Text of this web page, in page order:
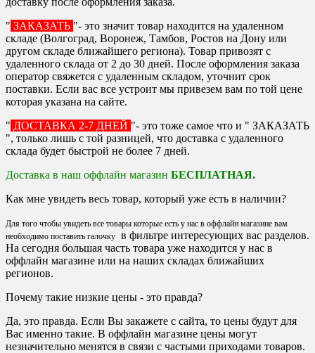
" ЗАКАЗАТЬ "- это значит товар находится на удаленном
складе (Волгоград, Воронеж, Тамбов, Ростов на Дону или
другом складе ближайшего региона). Товар привозят с
удаленного склада от 2 до 30 дней. После оформления заказа
оператор свяжется с удаленным складом, уточнит срок
поставки. Если вас все устроит мы привезем вам по той цене
которая указана на сайте.
" ДОСТАВКА 2-7 ДНЕЙ "- это тоже самое что и " ЗАКАЗАТЬ
", только лишь с той разницей, что доставка с удаленного
склада будет быстрой не более 7 дней.
Доставка в наш оффлайн магазин БЕСПЛАТНАЯ.
Как мне увидеть весь товар, который уже есть в наличии?
Для того чтобы увидеть все товары которые есть у нас в оффлайн магазине вам
необходимо поставить галочку в фильтре интересующих вас разделов.
На сегодня большая часть товара уже находится у нас в
оффлайн магазине или на наших складах ближайших
регионов.
Почему такие низкие цены - это правда?
Да, это правда. Если Вы закажете с сайта, то цены будут для
Вас именно такие. В оффлайн магазине цены могут
незначительно менятся в связи с частыми приходами товаров.